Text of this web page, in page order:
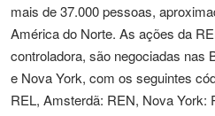
mais de 37.000 pessoas,
América do Norte. As ações da
controladora, são negociadas nas
e Nova York, com os seguintes
REL, Amsterdã: REN, Nova York: